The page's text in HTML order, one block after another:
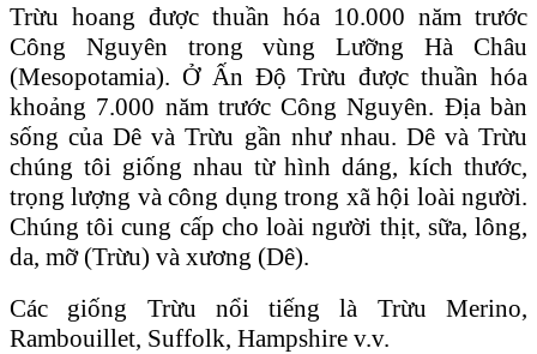
Trừu hoang được thuần hóa 10.000 năm trước
Công Nguyên trong vùng Lưỡng Hà Châu
(Mesopotamia). Ở Ấn Ɖộ Trừu được thuần hóa
khoảng 7.000 năm trước Công Nguyên. Ɖịa bàn
sống của Dê và Trừu gần như nhau. Dê và Trừu
chúng tôi giống nhau từ hình dáng, kích thước,
trọng lượng và công dụng trong xã hội loài người.
Chúng tôi cung cấp cho loài người thịt, sữa, lông,
da, mỡ (Trừu) và xương (Dê).
Các giống Trừu nổi tiếng là Trừu Merino,
Rambouillet, Suffolk, Hampshire v.v.